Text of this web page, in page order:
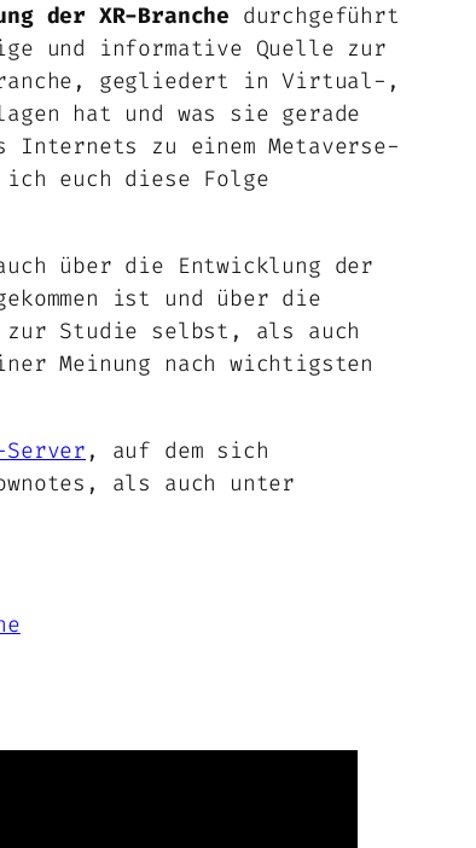
der XR-Branche durchgeführt
und informative Quelle zur
gegliedert in Virtual-,
hat und was sie gerade
Internets zu einem Metaverse-
euch diese Folge
über die Entwicklung der
ist und über die
zur Studie selbst, als auch
Meinung nach wichtigsten
, auf dem sich
als auch unter